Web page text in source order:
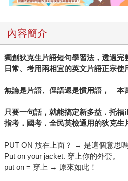
內容簡介
獨創狄克生片語短句學習法，透過完
日常、考用兩相宜的英文片語正宗使
無論是片語、俚語還是慣用語，一本
只要一句話，就能搞定新多益．托福
指考．國考．全民英檢通用的狄克生
PUT ON 放在上面？ → 是這個意思嗎
Put on your jacket. 穿上你的外套。
put on = 穿上 → 原來如此！